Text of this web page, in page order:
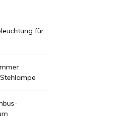
für